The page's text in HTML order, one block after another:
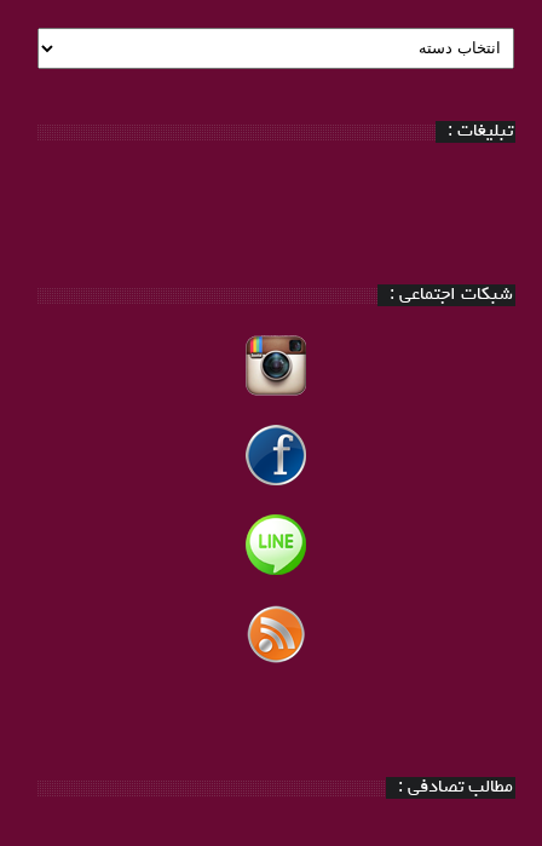
دسته
بندی
تبلیغات :
شبکات اجتماعی :
مطالب تصادفی :